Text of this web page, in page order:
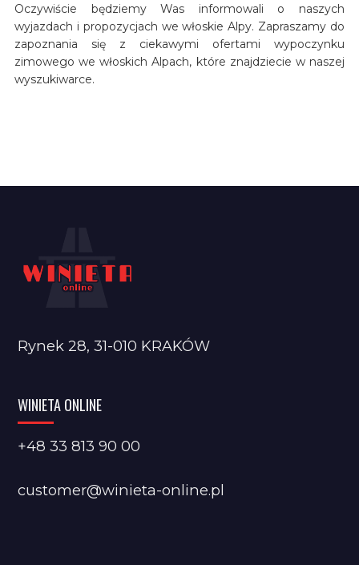
Oczywiście będziemy Was informowali o naszych
wyjazdach i propozycjach we włoskie Alpy. Zapraszamy do
zapoznania się z ciekawymi ofertami wypoczynku
zimowego we włoskich Alpach, które znajdziecie w naszej
wyszukiwarce.
Rynek 28, 31-010 KRAKÓW
WINIETA ONLINE
+48 33 813 90 00
customer@winieta-online.pl